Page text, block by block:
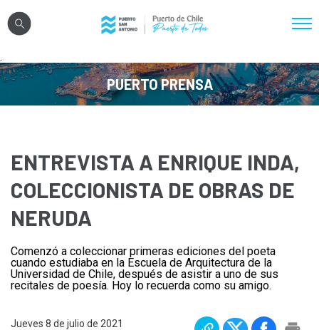
Nosotros
Sistema Portuario
Transparencia
Registro Proveedores
Licitaciones
.
PUERTO PRENSA
ENTREVISTA A ENRIQUE INDA,
COLECCIONISTA DE OBRAS DE
NERUDA
Comenzó a coleccionar primeras ediciones del poeta
cuando estudiaba en la Escuela de Arquitectura de la
Universidad de Chile, después de asistir a uno de sus
recitales de poesía. Hoy lo recuerda como su amigo.
Jueves 8 de julio de 2021